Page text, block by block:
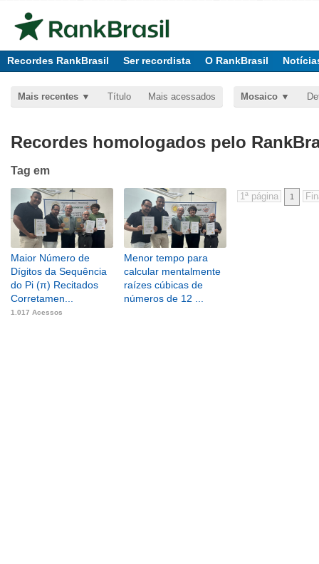
Recordes RankBrasil Ser recordista O RankBrasil
Mais recentes Título Mais acessados Mosaico
Recordes homologados pelo
Tag em
Maior Número de
Dígitos da Sequência
do Pi (π) Recitados
Corretamen...
1.017 Acessos
Menor tempo para
calcular mentalmente
raízes cúbicas de
números de 12 ...
1